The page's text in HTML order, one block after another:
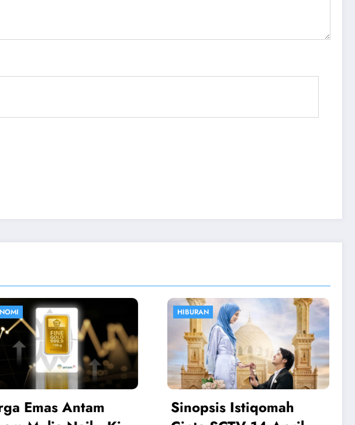
Istiqomah
OLAHRAGA
Atalanta vs Juventus: